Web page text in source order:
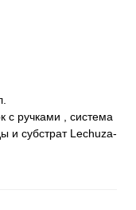
с ручками , система
и субстрат Lechuza-